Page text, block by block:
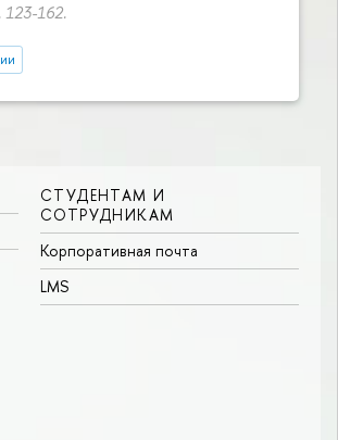
123-162.
СТУДЕНТАМ И
СОТРУДНИКАМ
Корпоративная почта
LMS